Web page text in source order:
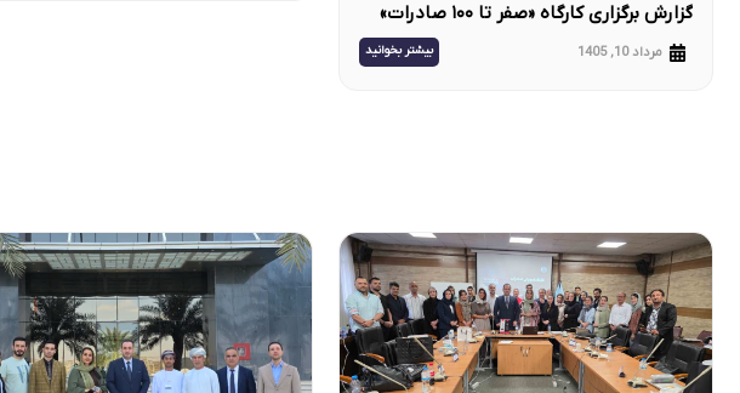
گزارش برگزاری کارگاه «صفر تا ۱۰۰ صادرات»
کد ۱۰ | مرداد ۱۴۰۵ مرداد 10, 1405 بیشتر بخوانید